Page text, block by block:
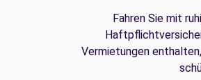
Fahren Sie mit
Vermietungen